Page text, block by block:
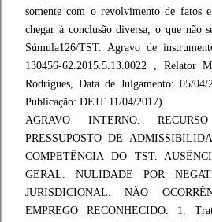
somente com o revolvimento de fatos
chegar à conclusão diversa, o que não
Súmula126/TST. Agravo de
130456-62.2015.5.13.0022 , Relator
Rodrigues, Data de Julgamento: 05/
Publicação: DEJT 11/04/2017).
AGRAVO INTERNO.
PRESSUPOSTO DE
COMPETÊNCIA DO TST.
GERAL. NULIDADE POR
JURISDICIONAL. NÃO
EMPREGO RECONHECIDO. 1.